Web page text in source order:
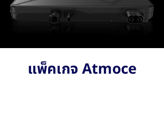
แพ็คเกจ Atmoce